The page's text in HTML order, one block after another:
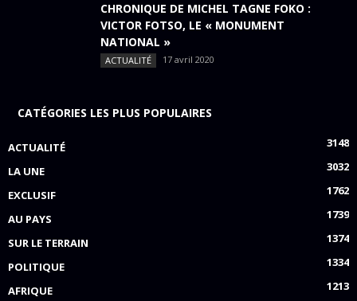
CHRONIQUE DE MICHEL TAGNE FOKO :
VICTOR FOTSO, LE « MONUMENT
NATIONAL »
ACTUALITÉ 17 avril 2020
CATÉGORIES LES PLUS POPULAIRES
ACTUALITÉ
3148
LA UNE
3032
EXCLUSIF
1762
AU PAYS
1739
SUR LE TERRAIN
1374
POLITIQUE
1334
AFRIQUE
1213